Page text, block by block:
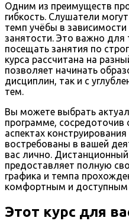
Одним из преимуществ
гибкость. Слушатели
темп учёбы в
занятости. Это важно для
посещать занятия по
курса рассчитана на
позволяет начинать
дисциплин, так и с
тем.
Вы можете выбрать
программе, сосредоточив
аспектах
востребованы в вашей
вас лично.
предоставляет полную
графика и темпа
комфортным и доступным
Этот курс для